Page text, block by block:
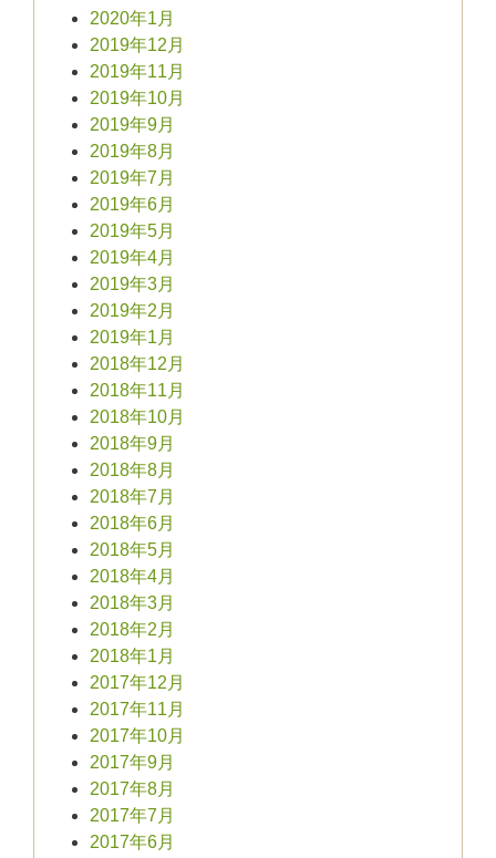
2020年1月
2019年12月
2019年11月
2019年10月
2019年9月
2019年8月
2019年7月
2019年6月
2019年5月
2019年4月
2019年3月
2019年2月
2019年1月
2018年12月
2018年11月
2018年10月
2018年9月
2018年8月
2018年7月
2018年6月
2018年5月
2018年4月
2018年3月
2018年2月
2018年1月
2017年12月
2017年11月
2017年10月
2017年9月
2017年8月
2017年7月
2017年6月